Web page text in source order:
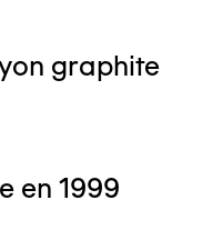
graphite
en 1999